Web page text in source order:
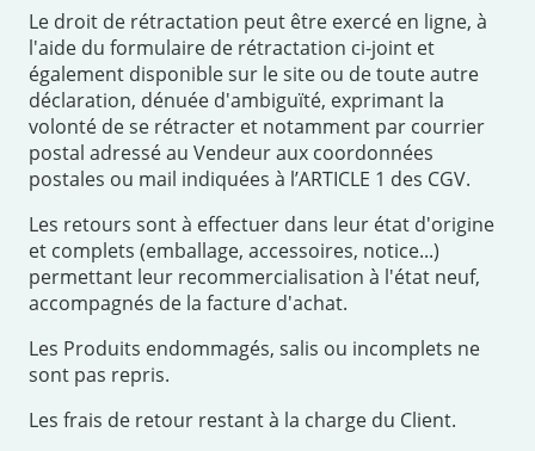
Le droit de rétractation peut être exercé en ligne, à
l'aide du formulaire de rétractation ci-joint et
également disponible sur le site ou de toute autre
déclaration, dénuée d'ambiguïté, exprimant la
volonté de se rétracter et notamment par courrier
postal adressé au Vendeur aux coordonnées
postales ou mail indiquées à l’ARTICLE 1 des CGV.
Les retours sont à effectuer dans leur état d'origine
et complets (emballage, accessoires, notice...)
permettant leur recommercialisation à l'état neuf,
accompagnés de la facture d'achat.
Les Produits endommagés, salis ou incomplets ne
sont pas repris.
Les frais de retour restant à la charge du Client.